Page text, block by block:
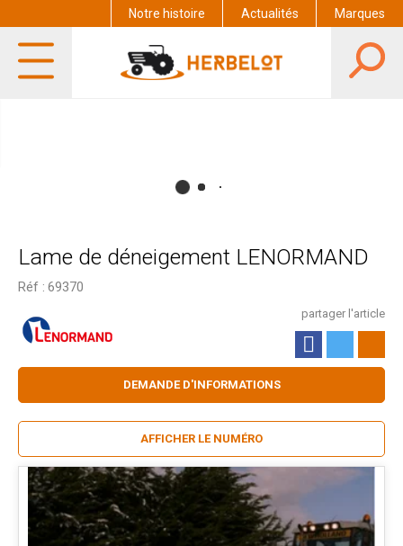
Notre histoire Actualités Marques
Lame de déneigement LENORMAND
Réf : 69370
partager l'article
DEMANDE D'INFORMATIONS
AFFICHER LE NUMÉRO